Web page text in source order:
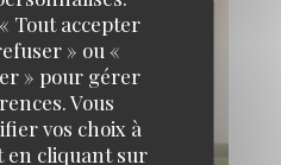
Tout accepter
» ou «
» pour gérer
Vous
vos choix à
en cliquant sur